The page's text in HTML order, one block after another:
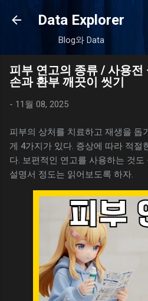
기본 콘텐츠로
Data Explorer
Blog와 Data
피부 연고의 종류 / 사용전
손과 환부 깨끗이 씻기
- 11월 08, 2025
피부의 상처를 치료하고 재생을 돕
게 4가지가 있다. 증상에 따라 적절
다. 보편적인 연고를 사용하는 것
설명서 정도는 읽어보도록 하자.